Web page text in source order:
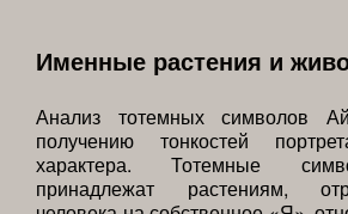
Именные растения и
Анализ тотемных
получению тонкостей
характера. Тотемные
принадлежат растениям,